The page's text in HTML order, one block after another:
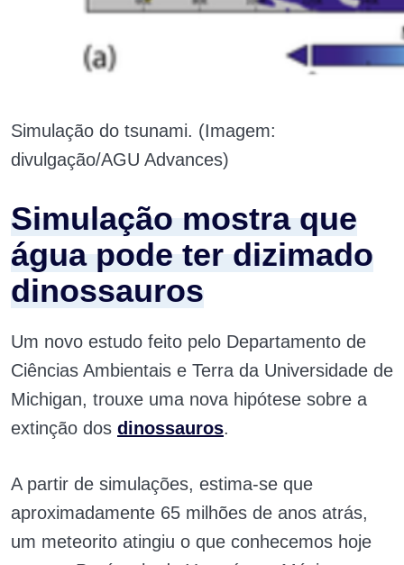
Simulação do tsunami. (Imagem:
divulgação/AGU Advances)
Simulação mostra que
água pode ter dizimado
dinossauros
Um novo estudo feito pelo Departamento de
Ciências Ambientais e Terra da Universidade de
Michigan, trouxe uma nova hipótese sobre a
extinção dos dinossauros.
A partir de simulações, estima-se que
aproximadamente 65 milhões de anos atrás,
um meteorito atingiu o que conhecemos hoje